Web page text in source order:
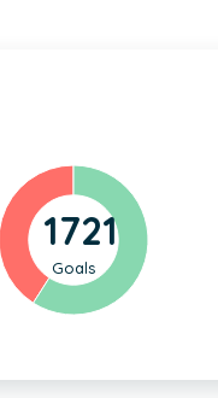
1721
Goals